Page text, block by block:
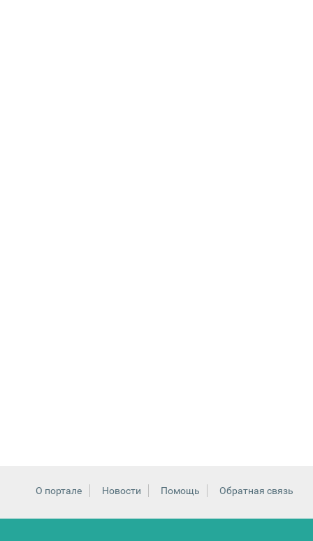
О портале Новости Помощь Обратная связь